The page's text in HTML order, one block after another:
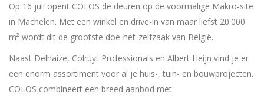
Op 16 juli opent COLOS de deuren op de voormalige Makro-site
in Machelen. Met een winkel en drive-in van maar liefst 20.000
m² wordt dit de grootste doe-het-zelfzaak van België.
Naast Delhaize, Colruyt Professionals en Albert Heijn vind je er
een enorm assortiment voor al je huis-, tuin- en bouwprojecten.
COLOS combineert een breed aanbod met